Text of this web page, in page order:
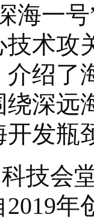
海一
技术攻
介绍了
绕深远
开发瓶
会堂
年